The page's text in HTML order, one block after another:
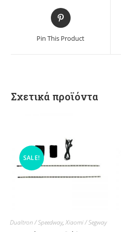
Pin This Product
Σχετικά προϊόντα
SALE!
Dualtron / Speedway,Xiaomi / Segway